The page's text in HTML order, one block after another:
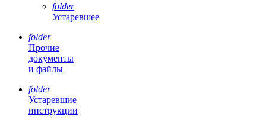
folder
Устаревшее
folder
Прочие
документы
и файлы
folder
Устаревшие
инструкции